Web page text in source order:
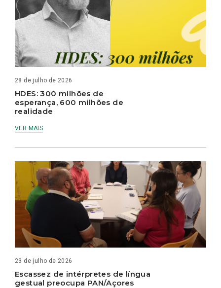
28 de julho de 2026
HDES: 300 milhões de
esperança, 600 milhões de
realidade
VER MAIS
23 de julho de 2026
Escassez de intérpretes de língua
gestual preocupa PAN/Açores